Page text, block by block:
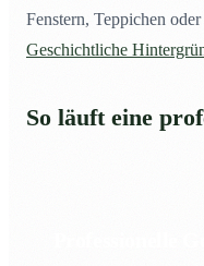
Fenstern, Teppichen
Geschichtliche
So läuft eine